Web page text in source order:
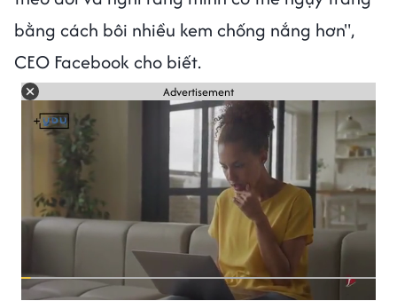
bằng cách bôi nhiều kem chống nắng hơn",
CEO Facebook cho biết.
Advertisement